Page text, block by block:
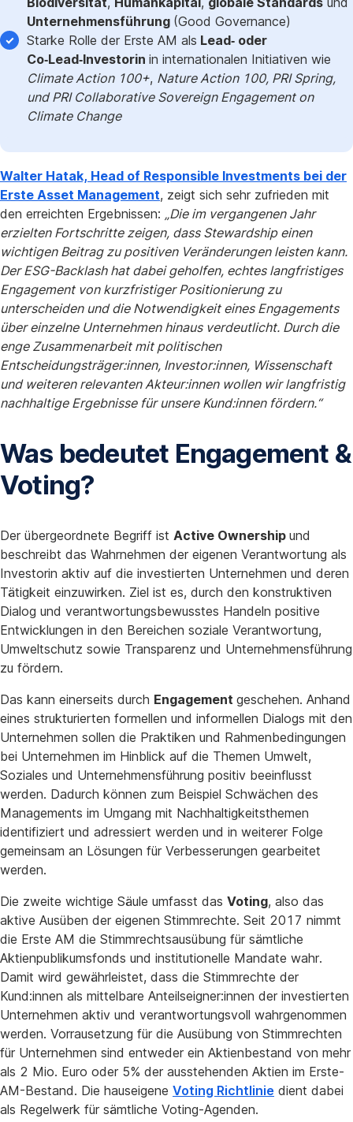
Unternehmensführung (Good Governance)
Starke Rolle der Erste AM als Lead‑ oder
Co‑Lead‑Investorin in internationalen Initiativen wie
Climate Action 100+, Nature Action 100, PRI Spring,
und PRI Collaborative Sovereign Engagement on
Climate Change
Walter Hatak, Head of Responsible Investments bei der
Erste Asset Management, zeigt sich sehr zufrieden mit
den erreichten Ergebnissen: „Die im vergangenen Jahr
erzielten Fortschritte zeigen, dass Stewardship einen
wichtigen Beitrag zu positiven Veränderungen leisten kann.
Der ESG-Backlash hat dabei geholfen, echtes langfristiges
Engagement von kurzfristiger Positionierung zu
unterscheiden und die Notwendigkeit eines Engagements
über einzelne Unternehmen hinaus verdeutlicht. Durch die
enge Zusammenarbeit mit politischen
Entscheidungsträger:innen, Investor:innen, Wissenschaft
und weiteren relevanten Akteur:innen wollen wir langfristig
nachhaltige Ergebnisse für unsere Kund:innen fördern.“
Was bedeutet Engagement &
Voting?
Der übergeordnete Begriff ist Active Ownership und
beschreibt das Wahrnehmen der eigenen Verantwortung als
Investorin aktiv auf die investierten Unternehmen und deren
Tätigkeit einzuwirken. Ziel ist es, durch den konstruktiven
Dialog und verantwortungsbewusstes Handeln positive
Entwicklungen in den Bereichen soziale Verantwortung,
Umweltschutz sowie Transparenz und Unternehmensführung
zu fördern.
Das kann einerseits durch Engagement geschehen. Anhand
eines strukturierten formellen und informellen Dialogs mit den
Unternehmen sollen die Praktiken und Rahmenbedingungen
bei Unternehmen im Hinblick auf die Themen Umwelt,
Soziales und Unternehmensführung positiv beeinflusst
werden. Dadurch können zum Beispiel Schwächen des
Managements im Umgang mit Nachhaltigkeitsthemen
identifiziert und adressiert werden und in weiterer Folge
gemeinsam an Lösungen für Verbesserungen gearbeitet
werden.
Die zweite wichtige Säule umfasst das Voting, also das
aktive Ausüben der eigenen Stimmrechte. Seit 2017 nimmt
die Erste AM die Stimmrechtsausübung für sämtliche
Aktienpublikumsfonds und institutionelle Mandate wahr.
Damit wird gewährleistet, dass die Stimmrechte der
Kund:innen als mittelbare Anteilseigner:innen der investierten
Unternehmen aktiv und verantwortungsvoll wahrgenommen
werden. Vorrausetzung für die Ausübung von Stimmrechten
für Unternehmen sind entweder ein Aktienbestand von mehr
als 2 Mio. Euro oder 5% der ausstehenden Aktien im Erste-
AM-Bestand. Die hauseigene Voting Richtlinie dient dabei
als Regelwerk für sämtliche Voting-Agenden.